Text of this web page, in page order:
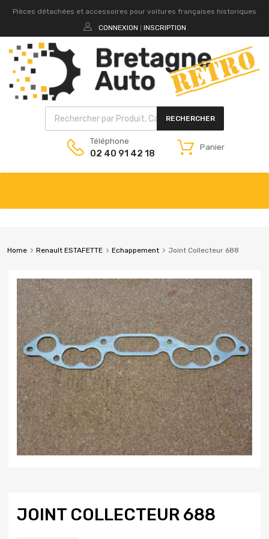
Pièces détachées et accessoires pour voitures françaises historiques
CONNEXION
INSCRIPTION
RECHERCHER
Téléphone
02 40 91 42 18
Panier
Home Renault ESTAFETTE Echappement Joint Collecteur 688
JOINT COLLECTEUR 688